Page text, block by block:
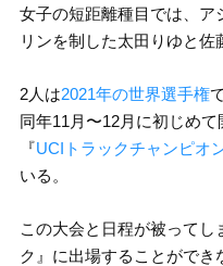
女子の短距離種目では、ア
リンを制した太田りゆと佐
2人は2021年の世界選手権
同年11月〜12月に初じめ
『UCIトラックチャンピオ
いる。
この大会と日程が被ってし
ク』に出場することができ